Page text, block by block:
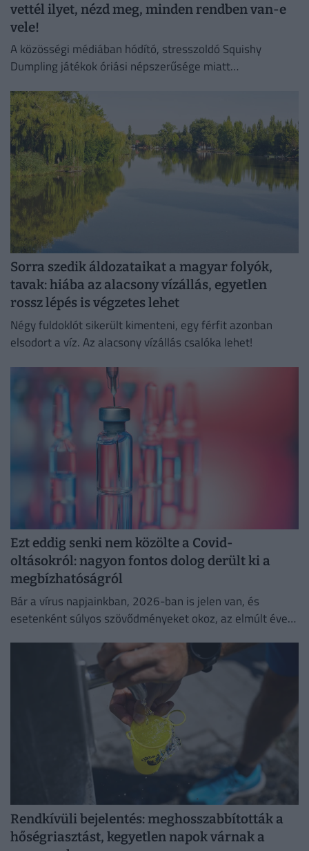
vettél ilyet, nézd meg, minden rendben van-e
vele!
A közösségi médiában hódító, stresszoldó Squishy
Dumpling játékok óriási népszerűsége miatt
hamisítványok.
Sorra szedik áldozataikat a magyar folyók,
tavak: hiába az alacsony vízállás, egyetlen
rossz lépés is végzetes lehet
Négy fuldoklót sikerült kimenteni, egy férfit azonban
elsodort a víz. Az alacsony vízállás csalóka lehet!
Ezt eddig senki nem közölte a Covid-
oltásokról: nagyon fontos dolog derült ki a
megbízhatóságról
Bár a vírus napjainkban, 2026-ban is jelen van, és
esetenként súlyos szövődményeket okoz, az elmúlt évek
biztonságosságát.
Rendkívüli bejelentés: meghosszabbították a
hőségriasztást, kegyetlen napok várnak a